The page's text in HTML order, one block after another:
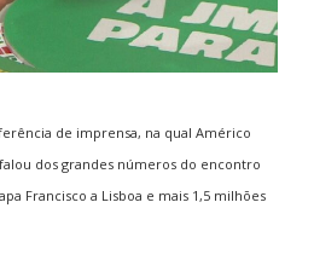
de imprensa, na qual Américo
dos grandes números do encontro
Francisco a Lisboa e mais 1,5 milhões